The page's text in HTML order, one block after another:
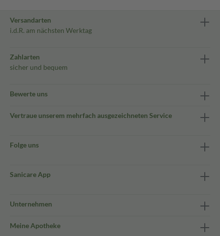
Versandarten
i.d.R. am nächsten Werktag
Zahlarten
sicher und bequem
Bewerte uns
Vertraue unserem mehrfach ausgezeichneten Service
Folge uns
Sanicare App
Unternehmen
Meine Apotheke